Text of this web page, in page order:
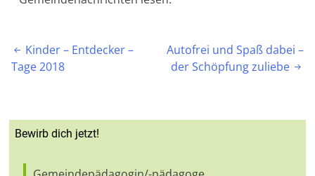
Beitragsnavigation
 Kinder – Entdecker –
Tage 2018
Autofrei und Spaß dabei –
der Schöpfung zuliebe 
Bewirb dich jetzt!